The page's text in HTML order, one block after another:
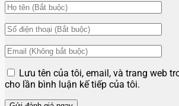
Lưu tên của tôi, email, và trang web
cho lần bình luận kế tiếp của tôi.